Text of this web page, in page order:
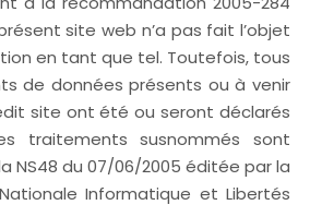
site web n’a pas fait l’objet
en tant que tel. Toutefois, tous
de données présents ou à venir
site ont été ou seront déclarés
traitements susnommés sont
NS48 du 07/06/2005 éditée par la
Informatique et Libertés